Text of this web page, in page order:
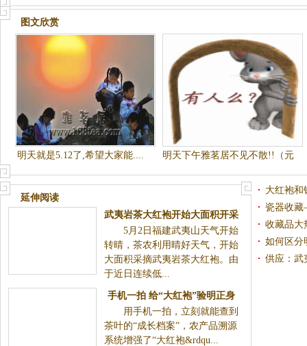
图文欣赏
明天就是5.12了,希望大家能....
明天下午雅茗居不见不散!!（元
月２７日）
延伸阅读
武夷岩茶大红袍开始大面积开采
5月2日福建武夷山天气开始
转晴，茶农利用晴好天气，开始
大面积采摘武夷岩茶大红袍。由
于近日连续低...
手机一拍 给“大红袍”验明正身
用手机一拍，立刻就能查到
茶叶的“成长档案”，农产品溯源
系统增强了“大红袍&rdqu...
大红袍和
瓷器收藏
（一）
收藏品大
如何区分
第五十七
供应：武